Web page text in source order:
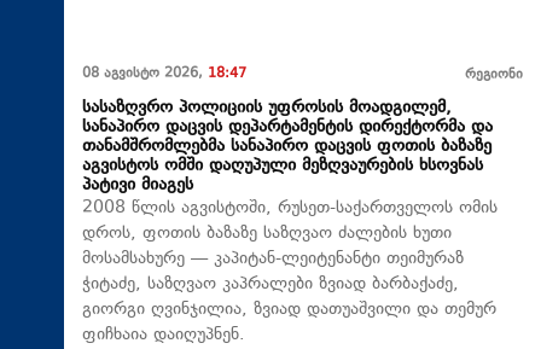
08 აგვისტო 2026, 18:47 რეგიონი
სასაზღვრო პოლიციის უფროსის მოადგილემ,
სანაპირო დაცვის დეპარტამენტის დირექტორმა და
თანამშრომლებმა სანაპირო დაცვის ფოთის ბაზაზე
აგვისტოს ომში დაღუპული მეზღვაურების ხსოვნას
პატივი მიაგეს
2008 წლის აგვისტოში, რუსეთ-საქართველოს ომის
დროს, ფოთის ბაზაზე საზღვაო ძალების ხუთი
მოსამსახურე — კაპიტან-ლეიტენანტი თეიმურაზ
ჭიტაძე, საზღვაო კაპრალები ზვიად ბარბაქაძე,
გიორგი ღვინჯილია, ზვიად დათუაშვილი და თემურ
ფიჩხაია დაიღუპნენ.